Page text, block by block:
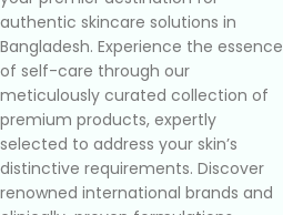
authentic skincare solutions in
Bangladesh. Experience the essence
of self-care through our
meticulously curated collection of
premium products, expertly
selected to address your skin’s
distinctive requirements. Discover
renowned international brands and